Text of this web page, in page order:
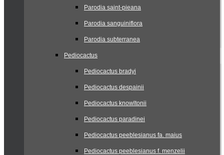
Parodia saint-pieana
Parodia sanguiniflora
Parodia subterranea
Pediocactus
Pediocactus bradyi
Pediocactus despainii
Pediocactus knowltonii
Pediocactus paradinei
Pediocactus peeblesianus fa. maius
Pediocactus peeblesianus f. menzelii